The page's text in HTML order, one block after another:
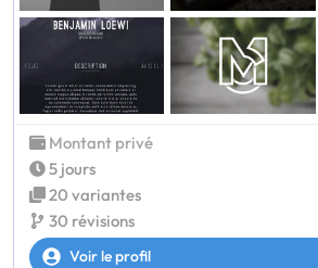
Montant privé
5 jours
20 variantes
30 révisions
Voir le profil